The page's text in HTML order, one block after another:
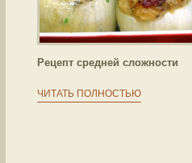
Рецепт средней сложности
ЧИТАТЬ ПОЛНОСТЬЮ